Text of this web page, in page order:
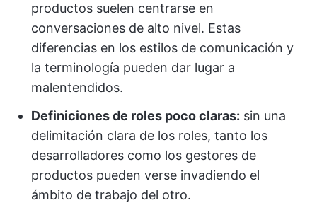
productos suelen centrarse en
conversaciones de alto nivel. Estas
diferencias en los estilos de comunicación y
la terminología pueden dar lugar a
malentendidos.
Definiciones de roles poco claras: sin una
delimitación clara de los roles, tanto los
desarrolladores como los gestores de
productos pueden verse invadiendo el
ámbito de trabajo del otro.